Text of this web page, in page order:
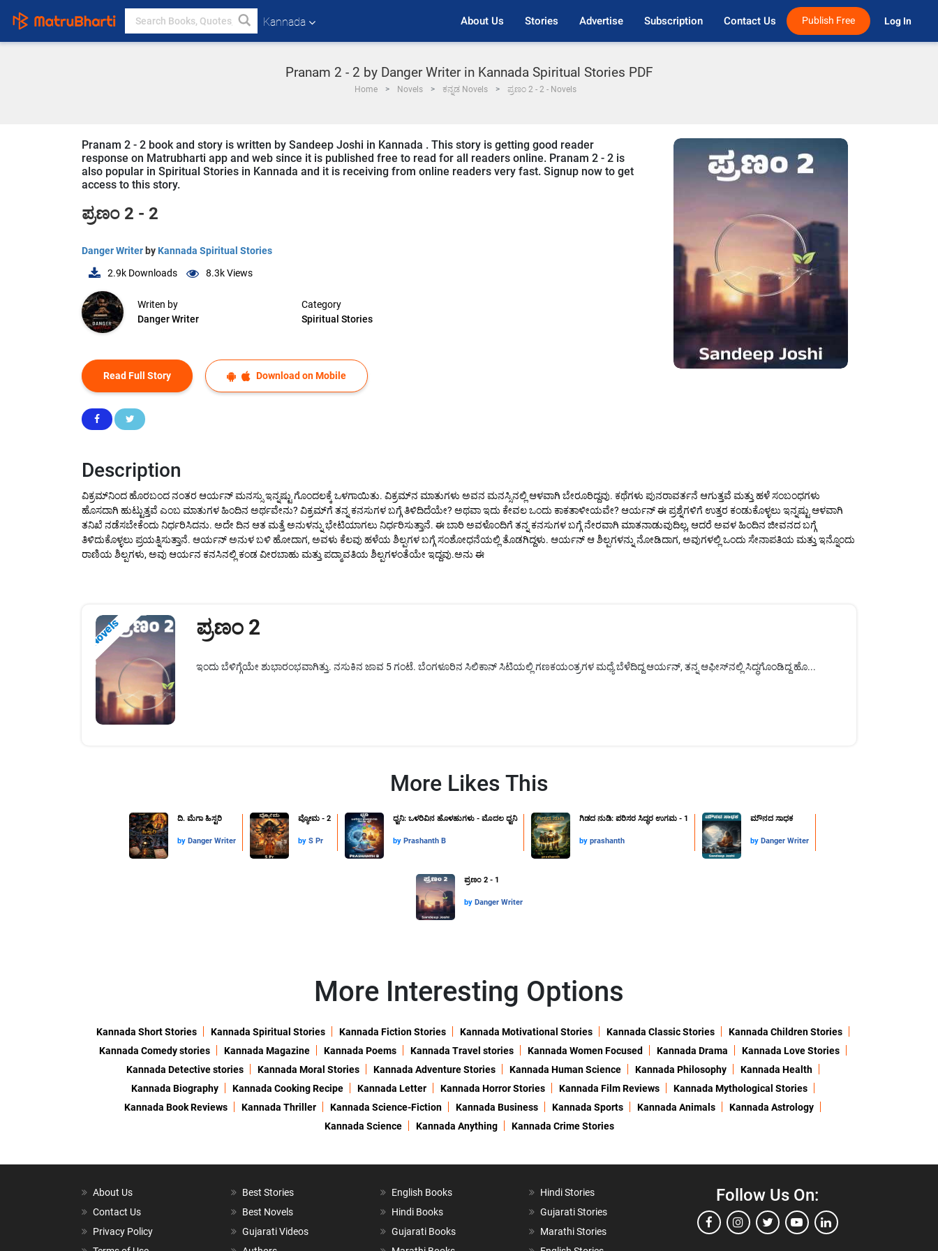
Kannada About Us Stories Advertise Subscription Contact Us Publish Free Log In
Pranam 2 - 2 by Danger Writer in Kannada Spiritual Stories PDF
Home Novels ಕನ್ನಡ Novels ಪ್ರಣಂ 2 - 2 - Novels
Pranam 2 - 2 book and story is written by Sandeep Joshi in Kannada . This story is getting good reader
response on Matrubharti app and web since it is published free to read for all readers online. Pranam 2 - 2 is
also popular in Spiritual Stories in Kannada and it is receiving from online readers very fast. Signup now to get
access to this story.
ಪ್ರಣಂ 2 - 2
Danger Writer by Kannada Spiritual Stories
2.9k Downloads 8.3kViews
Writen by
Danger Writer
Category
Spiritual Stories
Read Full Story Download on Mobile
Description
​ವಿಕ್ರಮ್‌‌ನಿಂದ ಹೊರಬಂದ ನಂತರ ಆರ್ಯನ್ ಮನಸ್ಸು ಇನ್ನಷ್ಟು ಗೊಂದಲಕ್ಕೆ ಒಳಗಾಯಿತು. ವಿಕ್ರಮ್‌‌ನ ಮಾತುಗಳು ಅವನ ಮನಸ್ಸಿನಲ್ಲಿ ಆಳವಾಗಿ ಬೇರೂರಿದ್ದವು. ಕಥೆಗಳು ಪುನರಾವರ್ತನೆ ಆಗುತ್ತವೆ ಮತ್ತು ಹಳೆ ಸಂಬಂಧಗಳು
ಹೊಸದಾಗಿ ಹುಟ್ಟುತ್ತವೆ ಎಂಬ ಮಾತುಗಳ ಹಿಂದಿನ ಅರ್ಥವೇನು? ವಿಕ್ರಮ್‌ಗೆ ತನ್ನ ಕನಸುಗಳ ಬಗ್ಗೆ ತಿಳಿದಿದೆಯೇ? ಅಥವಾ ಇದು ಕೇವಲ ಒಂದು ಕಾಕತಾಳೀಯವೇ? ಆರ್ಯನ್ ಈ ಪ್ರಶ್ನೆಗಳಿಗೆ ಉತ್ತರ ಕಂಡುಕೊಳ್ಳಲು ಇನ್ನಷ್ಟು ಆಳವಾಗಿ
ತನಿಖೆ ನಡೆಸಬೇಕೆಂದು ನಿರ್ಧರಿಸಿದನು. ಅದೇ ದಿನ ಆತ ಮತ್ತೆ ಅನುಳನ್ನು ಭೇಟಿಯಾಗಲು ನಿರ್ಧರಿಸುತ್ತಾನೆ. ಈ ಬಾರಿ ಅವಳೊಂದಿಗೆ ತನ್ನ ಕನಸುಗಳ ಬಗ್ಗೆ ನೇರವಾಗಿ ಮಾತನಾಡುವುದಿಲ್ಲ, ಆದರೆ ಅವಳ ಹಿಂದಿನ ಜೀವನದ ಬಗ್ಗೆ
ತಿಳಿದುಕೊಳ್ಳಲು ಪ್ರಯತ್ನಿಸುತ್ತಾನೆ. ಆರ್ಯನ್ ಅನುಳ ಬಳಿ ಹೋದಾಗ, ಅವಳು ಕೆಲವು ಹಳೆಯ ಶಿಲ್ಪಗಳ ಬಗ್ಗೆ ಸಂಶೋಧನೆಯಲ್ಲಿ ತೊಡಗಿದ್ದಳು. ಆರ್ಯನ್ ಆ ಶಿಲ್ಪಗಳನ್ನು ನೋಡಿದಾಗ, ಅವುಗಳಲ್ಲಿ ಒಂದು ಸೇನಾಪತಿಯ ಮತ್ತು ಇನ್ನೊಂದು
ರಾಣಿಯ ಶಿಲ್ಪಗಳು, ಅವು ಆರ್ಯನ ಕನಸಿನಲ್ಲಿ ಕಂಡ ವೀರಬಾಹು ಮತ್ತು ಪದ್ಮಾವತಿಯ ಶಿಲ್ಪಗಳಂತೆಯೇ ಇದ್ದವು.ಅನು ಈ
Novels ಪ್ರಣಂ 2
​ಇಂದು ಬೆಳಿಗ್ಗೆಯೇ ಶುಭಾರಂಭವಾಗಿತ್ತು. ನಸುಕಿನ ಜಾವ 5 ಗಂಟೆ. ಬೆಂಗಳೂರಿನ ಸಿಲಿಕಾನ್ ಸಿಟಿಯಲ್ಲಿ ಗಣಕಯಂತ್ರಗಳ ಮಧ್ಯೆ ಬೆಳೆದಿದ್ದ ಆರ್ಯನ್, ತನ್ನ ಆಫೀಸ್‌ನಲ್ಲಿ ಸಿದ್ಧಗೊಂಡಿದ್ದ ಹೊ...
More Likes This
ದಿ. ಮೆಗಾ ಹಿಸ್ಟರಿ
by Danger Writer
ವ್ಯೋಮ - 2
by S Pr
ಧ್ವನಿ: ಒಳರಿವಿನ ಹೊಳಹುಗಳು - ಮೊದಲ ಧ್ವನಿ
by Prashanth B
ಗಿಡದ ನುಡಿ: ಪರಿಸರ ಸಿದ್ಧರ ಉಗಮ - 1
by prashanth
ಮೌನದ ಸಾಧಕ
by Danger Writer
ಪ್ರಣಂ 2 - 1
by Danger Writer
More Interesting Options
Kannada Short Stories Kannada Spiritual Stories Kannada Fiction Stories Kannada Motivational Stories Kannada Classic Stories
Kannada Children Stories
Kannada Comedy stories
Kannada Magazine Kannada Poems Kannada Travel stories Kannada Women Focused Kannada Drama
Kannada Love Stories
Kannada Detective stories
Kannada Moral Stories Kannada Adventure Stories Kannada Human Science Kannada Philosophy
Kannada Health
Kannada Biography
Kannada Cooking Recipe Kannada Letter Kannada Horror Stories Kannada Film Reviews
Kannada Mythological Stories
Kannada Book Reviews
Kannada Thriller Kannada Science-Fiction Kannada Business Kannada Sports Kannada Animals
Kannada Astrology
Kannada Science
Kannada Anything Kannada Crime Stories
About Us
Contact Us
Privacy Policy
Best Stories
Best Novels
Gujarati Videos
English Books
Hindi Books
Gujarati Books
Hindi Stories
Gujarati Stories
Marathi Stories
Follow Us On: